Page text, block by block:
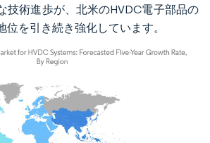
技術進歩が、北米のHVDC電子部品の
位を引き続き強化しています。